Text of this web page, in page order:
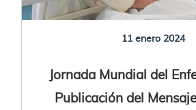
11 enero 2024
Jornada Mundial del
Publicación del